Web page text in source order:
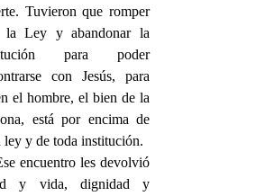
Tuvieron que romper
la Ley y abandonar la
para poder
con Jesús, para
el hombre, el bien de la
está por encima de
ley y de toda institución.
encuentro les devolvió
y vida, dignidad y